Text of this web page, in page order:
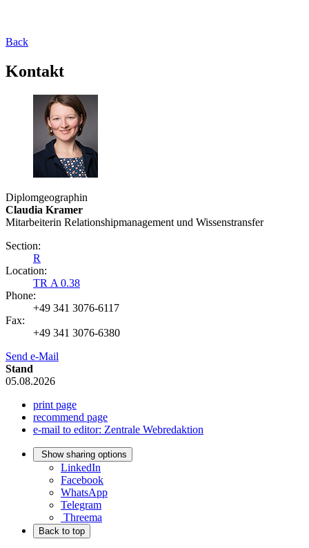
Back
Kontakt
Diplomgeographin
Claudia Kramer
Mitarbeiterin Relationshipmanagement und Wissenstransfer
Section:
R
Location:
TR A 0.38
Phone:
+49 341 3076-6117
Fax:
+49 341 3076-6380
Send e-Mail
Stand
05.08.2026
print page
recommend page
e-mail to editor: Zentrale Webredaktion
Show sharing options
LinkedIn
Facebook
WhatsApp
Telegram
Threema
Back to top